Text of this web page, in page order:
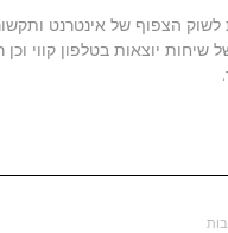
לשוק הצפוף של אינטרנט
יוצאות בטלפון קווי וכן